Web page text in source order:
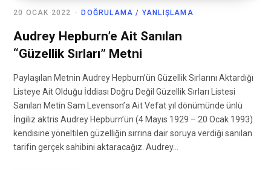
DOĞRULAMA / YANLIŞLAMA
20 OCAK 2022
Audrey Hepburn’e Ait Sanılan
“Güzellik Sırları” Metni
Paylaşılan Metnin Audrey Hepburn’ün Güzellik Sırlarını Aktardığı
Listeye Ait Olduğu İddiası Doğru Değil Güzellik Sırları Listesi
Sanılan Metin Sam Levenson’a Ait Vefat yıl dönümünde ünlü
İngiliz aktris Audrey Hepburn’ün (4 Mayıs 1929 – 20 Ocak 1993)
kendisine yöneltilen güzelliğin sırrına dair soruya verdiği sanılan
tarifin gerçek sahibini aktaracağız. Audrey…